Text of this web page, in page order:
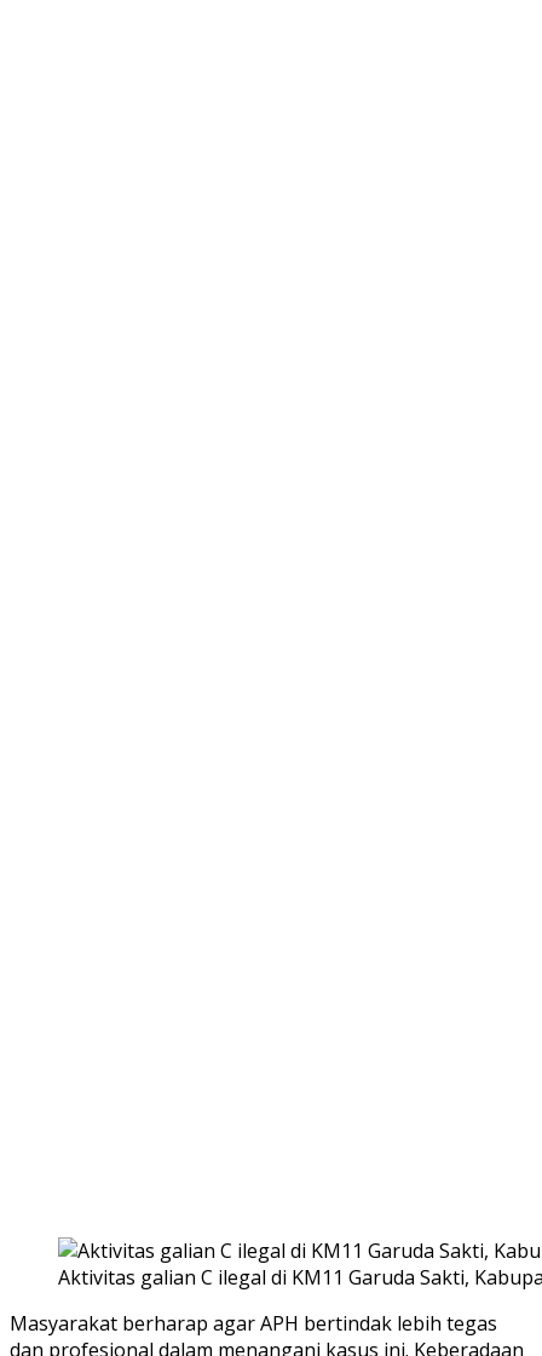
Aktivitas galian C ilegal di KM11 Garuda Sakti,
Masyarakat berharap agar APH bertindak lebih tegas
dan profesional dalam menangani kasus ini. Keberadaan